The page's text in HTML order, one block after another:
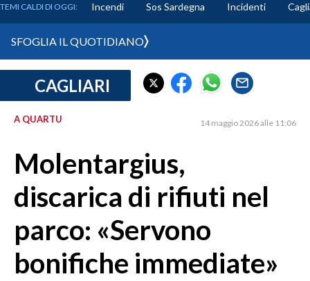
CRONACA SARDEGNA
MEDIO CAMPIDANO
ORISTANO E PROVINCIA
GALLURA
NUORO E PROVINCIA
OGLIASTRA
TEMI CALDI DI OGGI: Incendi Sos Sardegna Incidenti
SFOGLIA IL QUOTIDIANO
CAGLIARI
A QUARTU 14 maggio 2026 alle 11:06
Molentargius,
discarica di rifiuti nel
parco: «Servono
bonifiche immediate»